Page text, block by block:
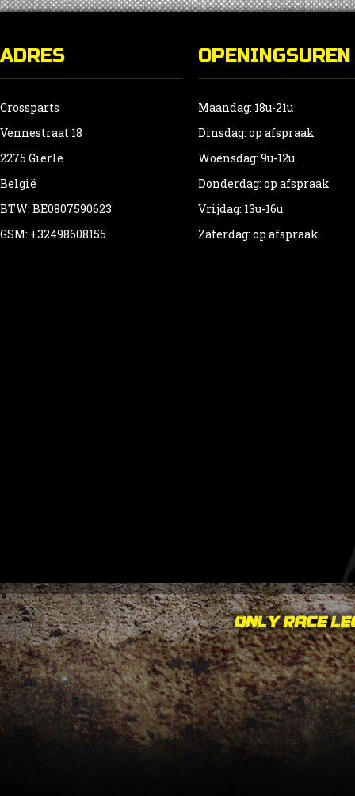
ADRES
Crossparts
Vennestraat 18
2275 Gierle
België
BTW: BE0807590623
GSM: +32498608155
OPENINGSUREN
Maandag: 18u-21u
Dinsdag: op afspraak
Woensdag: 9u-12u
Donderdag: op afspraak
Vrijdag: 13u-16u
Zaterdag: op afspraak